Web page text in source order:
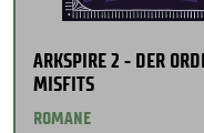
ARKSPIRE 2 - DER
MISFITS
ROMANE